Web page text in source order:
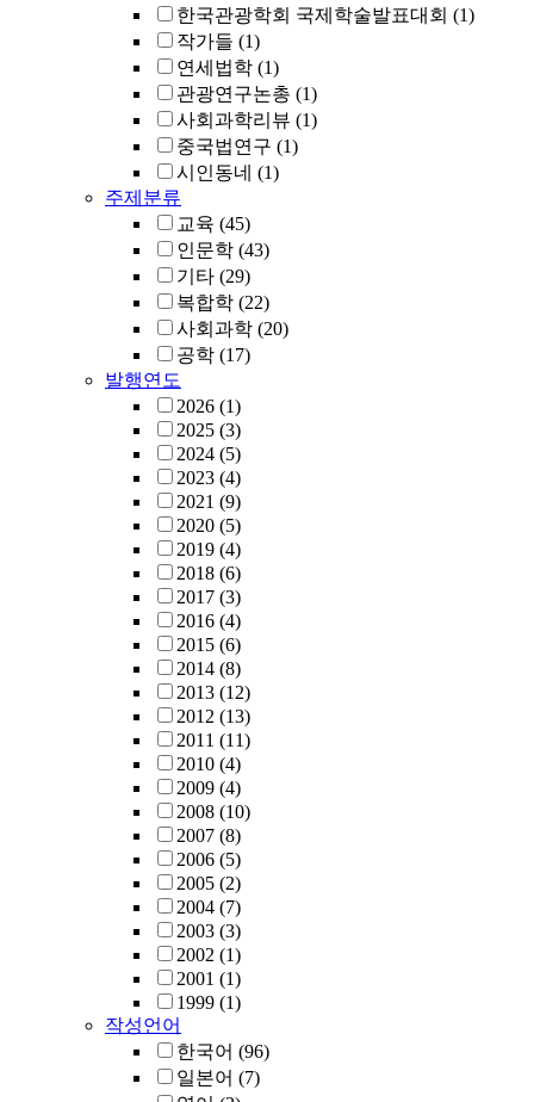
한국관광학회 국제학술발표대회 (1)
작가들 (1)
연세법학 (1)
관광연구논총 (1)
사회과학리뷰 (1)
중국법연구 (1)
시인동네 (1)
주제분류
교육 (45)
인문학 (43)
기타 (29)
복합학 (22)
사회과학 (20)
공학 (17)
발행연도
2026 (1)
2025 (3)
2024 (5)
2023 (4)
2021 (9)
2020 (5)
2019 (4)
2018 (6)
2017 (3)
2016 (4)
2015 (6)
2014 (8)
2013 (12)
2012 (13)
2011 (11)
2010 (4)
2009 (4)
2008 (10)
2007 (8)
2006 (5)
2005 (2)
2004 (7)
2003 (3)
2002 (1)
2001 (1)
1999 (1)
작성언어
한국어 (96)
일본어 (7)